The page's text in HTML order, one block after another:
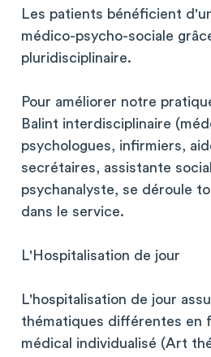
Les patients bénéficient
médico-psycho-sociale
pluridisciplinaire.
Pour améliorer notre
Balint interdisciplinaire
psychologues, infirmiers,
secrétaires, assistante
psychanalyste, se déroule
dans le service.
L'Hospitalisation de jour
L'hospitalisation de jour
thématiques différentes en
médical individualisé (Art